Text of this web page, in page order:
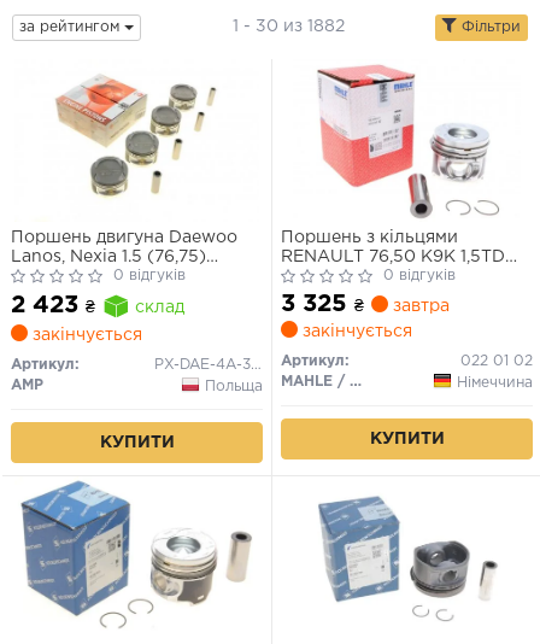
за рейтингом 1 - 30 из 1882 Фільтри
Поршень двигуна Daewoo
Lanos, Nexia 1.5 (76,75)
(+0.25) (поршень + палець)
анодовані (к-т 4 шт.)
0 відгуків
2 423 ₴
склад
закінчується
Артикул:
PX-DAE-4A-3548-025
AMP
Польща
КУПИТИ
Поршень з кільцями
RENAULT 76,50 K9K 1,5TD
d26 (вир-во Mahle)
0 відгуків
3 325 ₴
завтра
закінчується
Артикул:
022 01 02
MAHLE / KNECHT
Німеччина
КУПИТИ